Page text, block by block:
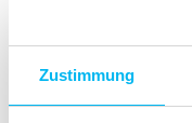
Zustimmung